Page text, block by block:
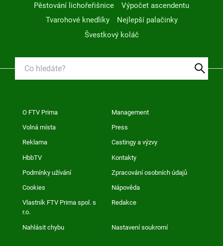
Pěstování lichořeřišnice
Výpočet ascendentu
Tvarohové knedlíky
Nejlepší palačinky
Švestkový koláč
O FTV Prima Management
Volná místa Press
Reklama Castingy a výzvy
HbbTV Kontakty
Podmínky užívání Zpracování osobních údajů
Cookies Nápověda
Vlastník FTV Prima spol. s
r.o.
Redakce
Nahlásit chybu Nastavení soukromí